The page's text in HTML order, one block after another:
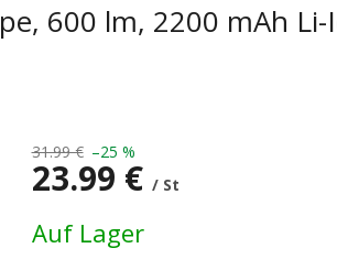
600 lm, 2200 mAh Li-
31.99 € –25 %
23.99 € / St
Auf Lager